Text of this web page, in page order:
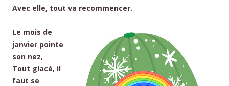
Avec elle, tout va recommencer.
Le mois de
janvier pointe
son nez,
Tout glacé, il
faut se